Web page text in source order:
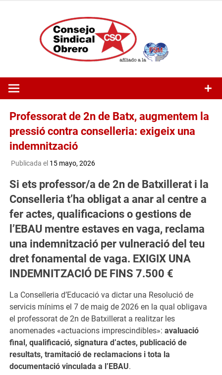
Professorat de 2n de Batx, augmentem la
pressió contra conselleria: exigeix una
indemnització
Publicada el 15 mayo, 2026
Si ets professor/a de 2n de Batxillerat i la
Conselleria t’ha obligat a anar al centre a
fer actes, qualificacions o gestions de
l’EBAU mentre estaves en vaga, reclama
una indemnització per vulneració del teu
dret fonamental de vaga. EXIGIX UNA
INDEMNITZACIÓ DE FINS 7.500 €
La Conselleria d’Educació va dictar una Resolució de
servicis mínims el 7 de maig de 2026 en la qual obligava
el professorat de 2n de Batxillerat a realitzar les
anomenades «actuacions imprescindibles»:avaluació
final, qualificació, signatura d’actes, publicació de
resultats, tramitació de reclamacions i tota la
documentació vinculada a l’EBAU.